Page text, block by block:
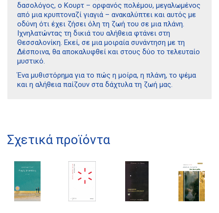
δασολόγος, ο Κουρτ – ορφανός πολέμου, μεγαλωμένος
από μια κρυπτοναζί γιαγιά – ανακαλύπτει και αυτός με
οδύνη ότι έχει ζήσει όλη τη ζωή του σε μια πλάνη.
Ιχνηλατώντας τη δικιά του αλήθεια φτάνει στη
Θεσσαλονίκη. Εκεί, σε μια μοιραία συνάντηση με τη
Δέσποινα, θα αποκαλυφθεί και στους δύο το τελευταίο
μυστικό.
Ένα μυθιστόρημα για το πώς η μοίρα, η πλάνη, το ψέμα
και η αλήθεια παίζουν στα δάχτυλα τη ζωή μας.
Σχετικά προϊόντα
Διδότου 34, Αθήνα 106 80
kombrai.bs@gmail.com
Πολιτική προστασίας δεδομένων
Πολιτική επιστροφών
Τρόποι Πληρωμής